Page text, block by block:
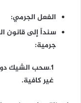
الفعل الجرمي:
سنداً إلى قانون
جرمية:
1.سحب الشيك
غير كافية.